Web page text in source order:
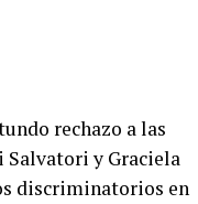
rechazo a las
Salvatori y Graciela
discriminatorios en